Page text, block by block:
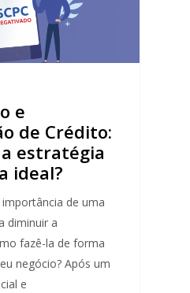
e
de Crédito:
estratégia
ideal?
de uma
diminuir a
fazê-la de forma
negócio? Após um
e